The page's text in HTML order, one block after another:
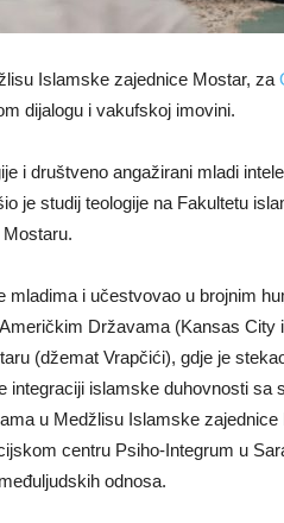
Islamske zajednice Mostar, za
dijalogu i vakufskoj imovini.
i društveno angažirani mladi
je studij teologije na Fakultetu
mladima i učestvovao u brojnim
Državama (Kansas City
(džemat Vrapčići), gdje je
integraciji islamske duhovnosti sa
u Medžlisu Islamske zajednice
centru Psiho-Integrum u
odnosa.